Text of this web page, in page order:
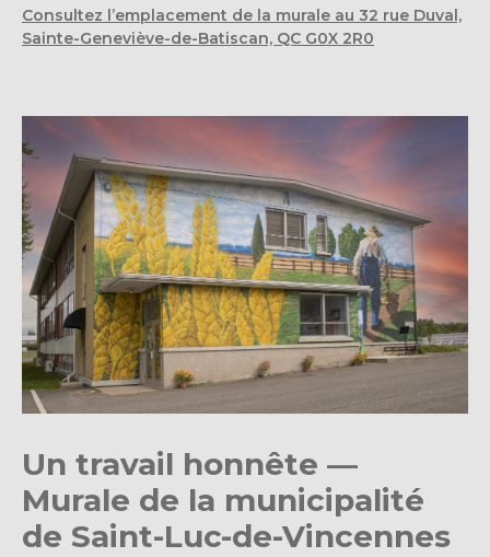
Consultez l’emplacement de la murale au 32 rue Duval,
Sainte-Geneviève-de-Batiscan, QC G0X 2R0
Un travail honnête —
Murale de la municipalité
de Saint-Luc-de-Vincennes